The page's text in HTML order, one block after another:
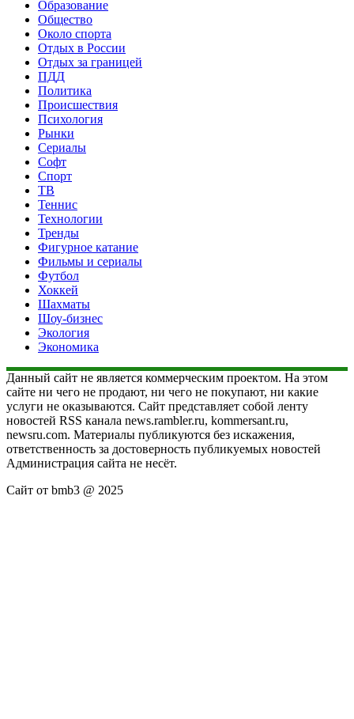
Образование
Общество
Около спорта
Отдых в России
Отдых за границей
ПДД
Политика
Происшествия
Психология
Рынки
Сериалы
Софт
Спорт
ТВ
Теннис
Технологии
Тренды
Фигурное катание
Фильмы и сериалы
Футбол
Хоккей
Шахматы
Шоу-бизнес
Экология
Экономика
Данный сайт не является коммерческим проектом. На этом
сайте ни чего не продают, ни чего не покупают, ни какие
услуги не оказываются. Сайт представляет собой ленту
новостей RSS канала news.rambler.ru, kommersant.ru,
newsru.com. Материалы публикуются без искажения,
ответственность за достоверность публикуемых новостей
Администрация сайта не несёт.
Сайт от bmb3 @ 2025